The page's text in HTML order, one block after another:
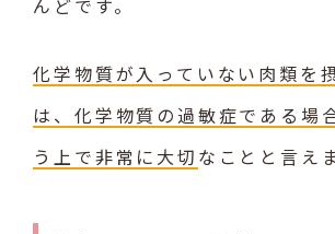
んどです。
化学物質が入っていない肉類を
は、化学物質の過敏症である場
う上で非常に大切 なことと言え